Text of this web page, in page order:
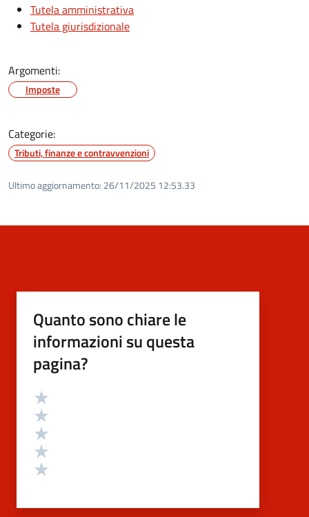
Tutela amministrativa
Tutela giurisdizionale
Argomenti:
Imposte
Categorie:
Tributi, finanze e contravvenzioni
Ultimo aggiornamento: 26/11/2025 12:53.33
Quanto sono chiare le
informazioni su questa
pagina?
Valutazione